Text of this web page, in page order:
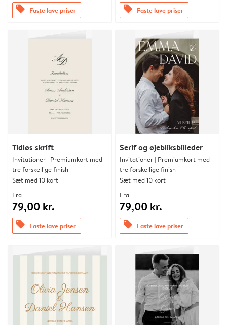
offers Faste lave priser offers Faste lave priser
Tidløs skrift
Invitationer | Premiumkort med
tre forskellige finish
Sæt med 10 kort
Fra
79,00 kr.
offers Faste lave priser
Serif og øjebliksbilleder
Invitationer | Premiumkort med
tre forskellige finish
Sæt med 10 kort
Fra
79,00 kr.
offers Faste lave priser